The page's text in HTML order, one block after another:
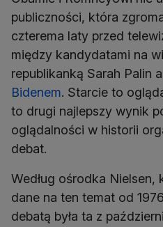
publiczności, która
czterema laty przed
między kandydatami na
republikanką Sarah Palin
Bidenem. Starcie to
to drugi najlepszy wynik
oglądalności w historii
debat.
Według ośrodka Nielsen,
dane na ten temat od
debatą była ta z